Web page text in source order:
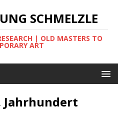
SCHMELZLE
| OLD MASTERS TO
ART
Jahrhundert